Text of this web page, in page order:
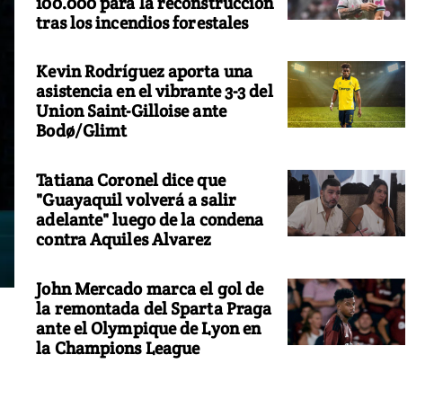
tras los incendios forestales
Kevin Rodríguez aporta una
asistencia en el vibrante 3-3 del
Union Saint-Gilloise ante
Bodø/Glimt
Tatiana Coronel dice que
"Guayaquil volverá a salir
adelante" luego de la condena
contra Aquiles Alvarez
John Mercado marca el gol de
la remontada del Sparta Praga
ante el Olympique de Lyon en
la Champions League